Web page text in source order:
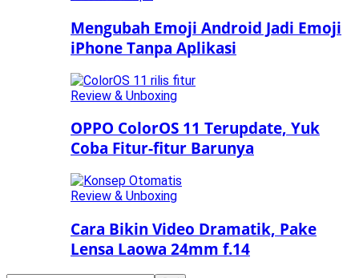
Mengubah Emoji Android Jadi Emoji
iPhone Tanpa Aplikasi
Review & Unboxing
OPPO ColorOS 11 Terupdate, Yuk
Coba Fitur-fitur Barunya
Review & Unboxing
Cara Bikin Video Dramatik, Pake
Lensa Laowa 24mm f.14